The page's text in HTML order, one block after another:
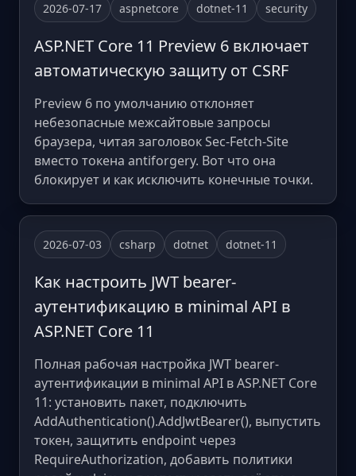
2026-07-17 aspnetcore dotnet-11 security
ASP.NET Core 11 Preview 6 включает
автоматическую защиту от CSRF
Preview 6 по умолчанию отклоняет
небезопасные межсайтовые запросы
браузера, читая заголовок Sec-Fetch-Site
вместо токена antiforgery. Вот что она
блокирует и как исключить конечные точки.
2026-07-03 csharp dotnet dotnet-11
Как настроить JWT bearer-
аутентификацию в minimal API в
ASP.NET Core 11
Полная рабочая настройка JWT bearer-
аутентификации в minimal API в ASP.NET Core
11: установить пакет, подключить
AddAuthentication().AddJwtBearer(), выпустить
токен, защитить endpoint через
RequireAuthorization, добавить политики